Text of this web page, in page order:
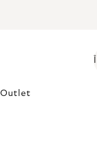
Outlet